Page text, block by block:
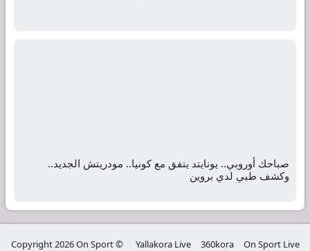
صباحك أوروبي.. يونايتد يتفق مع كونيا.. مودريتش الجديد..
وكشف طبي لدي بروين
On Sport Live
360kora
Yallakora Live
© Copyright 2026 On Sport